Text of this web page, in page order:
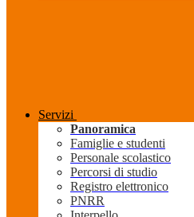
Servizi
Panoramica
Famiglie e studenti
Personale scolastico
Percorsi di studio
Registro elettronico
PNRR